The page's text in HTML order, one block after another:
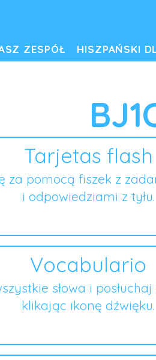
ZESPÓŁ HISZPAŃSKI
Tarjetas flash
za pomocą fiszek z
i odpowiedziami z tyłu.
Vocabulario
słowa i
klikając ikonę dźwięku.